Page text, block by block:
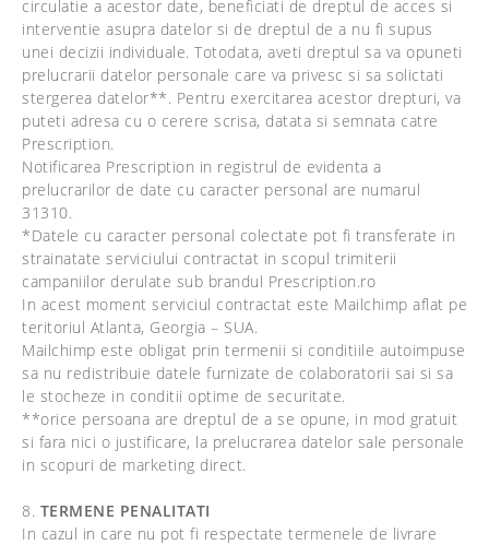
circulatie a acestor date, beneficiati de dreptul de acces si
interventie asupra datelor si de dreptul de a nu fi supus
unei decizii individuale. Totodata, aveti dreptul sa va opuneti
prelucrarii datelor personale care va privesc si sa solictati
stergerea datelor**. Pentru exercitarea acestor drepturi, va
puteti adresa cu o cerere scrisa, datata si semnata catre
Prescription.
Notificarea Prescription in registrul de evidenta a
prelucrarilor de date cu caracter personal are numarul
31310.
*Datele cu caracter personal colectate pot fi transferate in
strainatate serviciului contractat in scopul trimiterii
campaniilor derulate sub brandul Prescription.ro
In acest moment serviciul contractat este Mailchimp aflat pe
teritoriul Atlanta, Georgia – SUA.
Mailchimp este obligat prin termenii si conditiile autoimpuse
sa nu redistribuie datele furnizate de colaboratorii sai si sa
le stocheze in conditii optime de securitate.
**orice persoana are dreptul de a se opune, in mod gratuit
si fara nici o justificare, la prelucrarea datelor sale personale
in scopuri de marketing direct.
8. TERMENE PENALITATI
In cazul in care nu pot fi respectate termenele de livrare